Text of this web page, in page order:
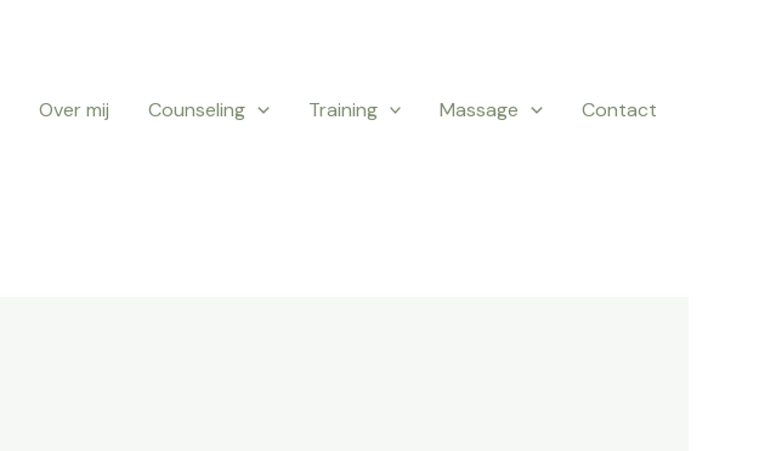
Over mij Counseling Training Massage Contact